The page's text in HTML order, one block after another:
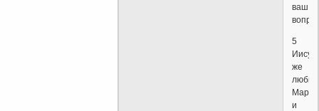
ваш
5
Иисус
же
любил
и